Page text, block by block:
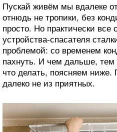
Пускай живём мы вдалеке
отнюдь не тропики, без
просто. Но практически все
устройства-спасателя
проблемой: со временем
пахнуть. И чем дальше, тем
что делать, поясняем
далеко не из приятных.